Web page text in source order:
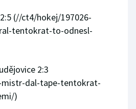
(//ct4/hokej/197026-
tentokrat-to-odnesl-
2:3
dal-tape-tentokrat-
)